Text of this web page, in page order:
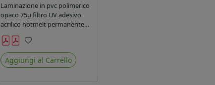
Laminazione in pvc polimerico
opaco 75µ filtro UV adesivo
acrilico hotmelt permanente
specifico per stampe con
inchiostri UV durata 7 anni
indoor e 5 outdoor. Dotato di
certificato ignifugo Bs1d0.
Preferiti
Aggiungi al Carrello